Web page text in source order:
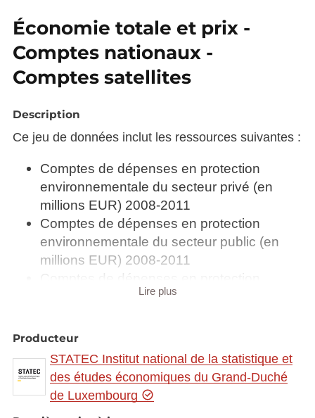
Économie totale et prix -
Comptes nationaux -
Comptes satellites
Description
Ce jeu de données inclut les ressources suivantes :
Comptes de dépenses en protection
environnementale du secteur privé (en
millions EUR) 2008-2011
Comptes de dépenses en protection
environnementale du secteur public (en
millions EUR) 2008-2011
Comptes de dépenses en protection
environnementale selon le secteur privée
environnementale selon le secteur
publique et les institutions sans but lucratif
servant les ménages
Comptes des biens et services
environnementaux
Lire plus
Producteur
STATEC Institut national de la statistique et
des études économiques du Grand-Duché
de Luxembourg